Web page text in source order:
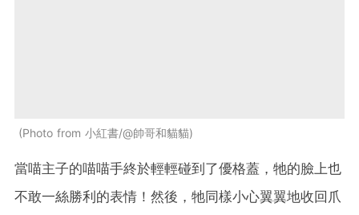
Photo from 小紅書/@帥哥和貓貓
當喵主子的喵喵手終於輕輕碰到了優格蓋，牠的臉上也
不敢一絲勝利的表情！然後，牠同樣小心翼翼地收回爪